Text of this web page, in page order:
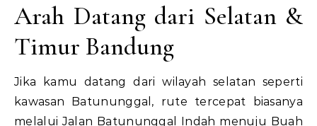
Arah Datang dari Selatan &
Timur Bandung
Jika kamu datang dari wilayah selatan seperti
kawasan Batununggal, rute tercepat biasanya
melalui Jalan Batununggal Indah menuju Buah